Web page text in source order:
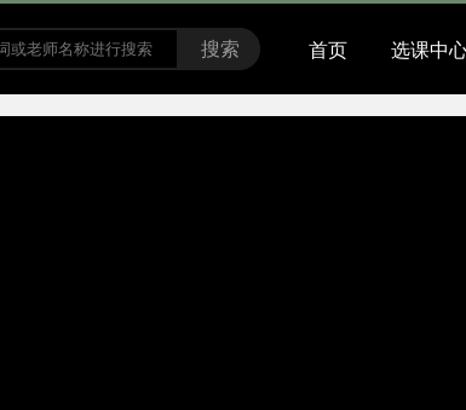
搜索 首页 选课中